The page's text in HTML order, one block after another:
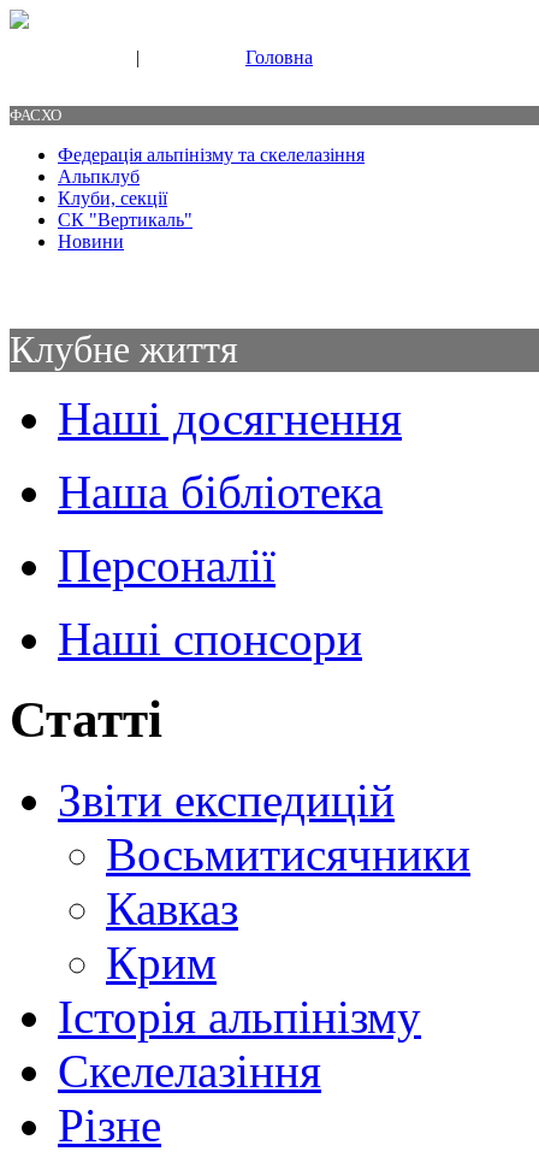
| Головна
ФАСХО
Федерація альпінізму та скелелазіння
Альпклуб
Клуби, секції
СК "Вертикаль"
Новини
Клубне життя
Наші досягнення
Наша бібліотека
Персоналії
Наші спонсори
Статті
Звіти експедицій
Восьмитисячники
Кавказ
Крим
Історія альпінізму
Скелелазіння
Різне